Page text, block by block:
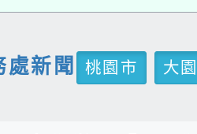
新聞
桃園市
大